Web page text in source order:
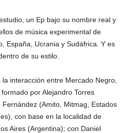
un Ep bajo su nombre real y
de música experimental de
España, Ucrania y Sudáfrica. Y es
de su estilo.
interacción entre Mercado Negro,
por Alejandro Torres
(Amito, Mitmag, Estados
con base en la localidad de
Aires (Argentina); con Daniel